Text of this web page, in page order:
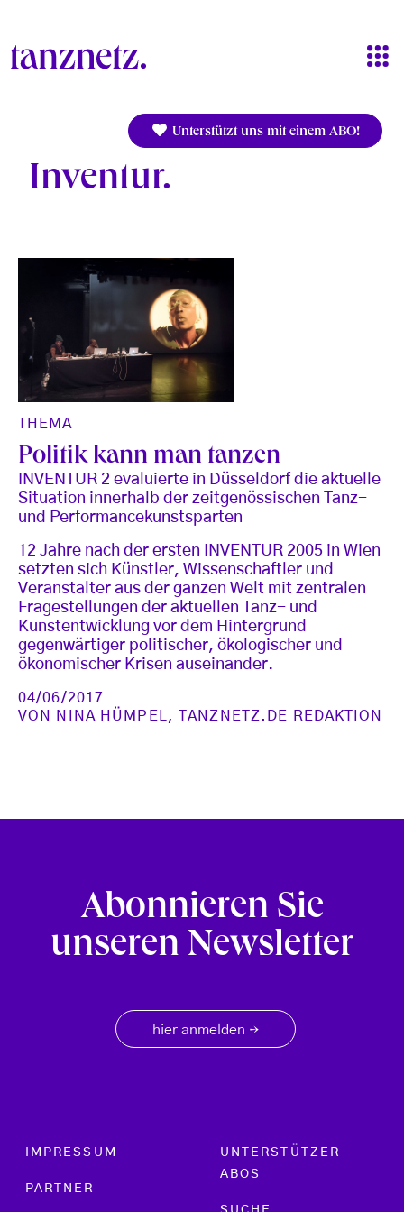
Unterstützt uns mit einem ABO!
Inventur
THEMA
Politik kann man tanzen
INVENTUR 2 evaluierte in Düsseldorf die aktuelle
Situation innerhalb der zeitgenössischen Tanz-
und Performancekunstsparten
12 Jahre nach der ersten INVENTUR 2005 in Wien
setzten sich Künstler, Wissenschaftler und
Veranstalter aus der ganzen Welt mit zentralen
Fragestellungen der aktuellen Tanz- und
Kunstentwicklung vor dem Hintergrund
gegenwärtiger politischer, ökologischer und
ökonomischer Krisen auseinander.
04/06/2017
VON
NINA HÜMPEL , TANZNETZ.DE REDAKTION
Abonnieren Sie
unseren Newsletter
hier anmelden →
Footer menu
IMPRESSUM
PARTNER
UNTERSTÜTZER
ABOS